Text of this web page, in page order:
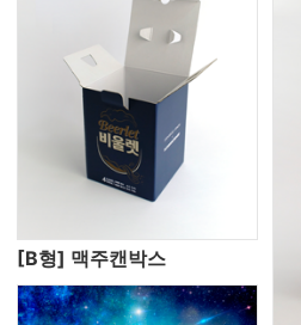
[B형] 맥주캔박스